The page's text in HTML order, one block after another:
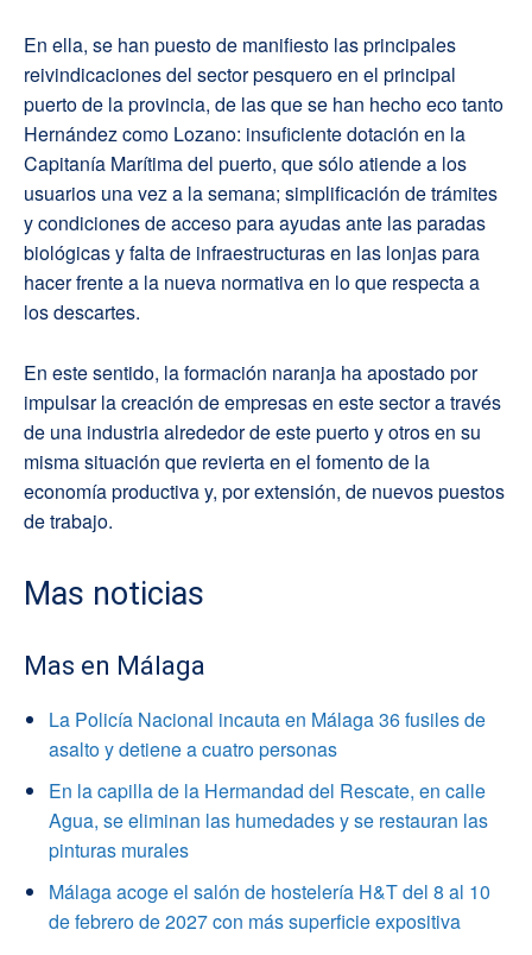
En ella, se han puesto de manifiesto las principales
reivindicaciones del sector pesquero en el principal
puerto de la provincia, de las que se han hecho eco tanto
Hernández como Lozano: insuficiente dotación en la
Capitanía Marítima del puerto, que sólo atiende a los
usuarios una vez a la semana; simplificación de trámites
y condiciones de acceso para ayudas ante las paradas
biológicas y falta de infraestructuras en las lonjas para
hacer frente a la nueva normativa en lo que respecta a
los descartes.
En este sentido, la formación naranja ha apostado por
impulsar la creación de empresas en este sector a través
de una industria alrededor de este puerto y otros en su
misma situación que revierta en el fomento de la
economía productiva y, por extensión, de nuevos puestos
de trabajo.
Mas noticias
Mas en Málaga
La Policía Nacional incauta en Málaga 36 fusiles de
asalto y detiene a cuatro personas
En la capilla de la Hermandad del Rescate, en calle
Agua, se eliminan las humedades y se restauran las
pinturas murales
Málaga acoge el salón de hostelería H&T del 8 al 10
de febrero de 2027 con más superficie expositiva